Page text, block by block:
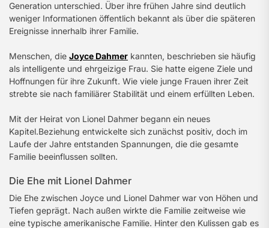
Generation unterschied. Über ihre frühen Jahre sind deutlich
weniger Informationen öffentlich bekannt als über die späteren
Ereignisse innerhalb ihrer Familie.
Menschen, die Joyce Dahmer kannten, beschrieben sie häufig
als intelligente und ehrgeizige Frau. Sie hatte eigene Ziele und
Hoffnungen für ihre Zukunft. Wie viele junge Frauen ihrer Zeit
strebte sie nach familiärer Stabilität und einem erfüllten Leben.
Mit der Heirat von Lionel Dahmer begann ein neues
Kapitel.Beziehung entwickelte sich zunächst positiv, doch im
Laufe der Jahre entstanden Spannungen, die die gesamte
Familie beeinflussen sollten.
Die Ehe mit Lionel Dahmer
Die Ehe zwischen Joyce und Lionel Dahmer war von Höhen und
Tiefen geprägt. Nach außen wirkte die Familie zeitweise wie
eine typische amerikanische Familie. Hinter den Kulissen gab es